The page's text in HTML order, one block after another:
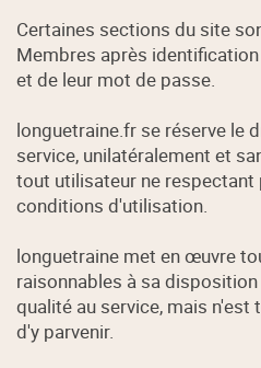
Certaines sections du site
Membres après
et de leur mot de passe.
longuetraine.fr se réserve le
service, unilatéralement et
tout utilisateur ne respectant
conditions d'utilisation.
longuetraine met en œuvre
raisonnables à sa
qualité au service, mais n'est
d'y parvenir.